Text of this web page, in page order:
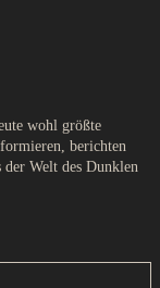
wohl größte
berichten
der Welt des Dunklen